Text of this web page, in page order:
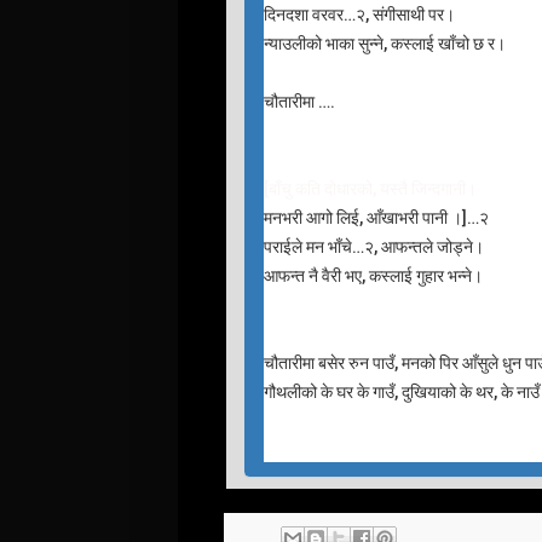
दिनदशा वरवर…२, संगीसाथी पर।
न्याउलीको भाका सुन्ने, कस्लाई खाँचो छ र।
चौतारीमा ….
मनभरी आगो लिई, आँखाभरी पानी ।]…२
पराईले मन भाँचे…२, आफन्तले जोड्ने।
आफन्त नै वैरी भए, कस्लाई गुहार भन्ने।
चौतारीमा बसेर रुन पाउँ, मनको पिर आँसुले धुन
गौथलीको के घर के गाउँ, दुखियाको के थर, के